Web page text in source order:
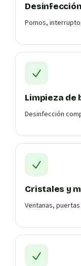
Pomos,
Limpieza de
Desinfección
Cristales y
Ventanas,